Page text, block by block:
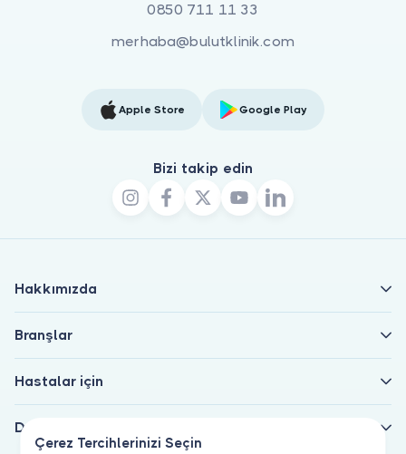
Çerez Tercihlerinizi Seçin
0850 711 11 33
merhaba@bulutklinik.com
Apple Store Google Play
Bizi takip edin
Hakkımızda
Branşlar
Hastalar için
Doktorlar için